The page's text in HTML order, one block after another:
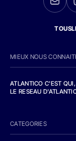
MIEUX NOUS
ATLANTICO C'EST
LE RESEAU
CATEGORIES